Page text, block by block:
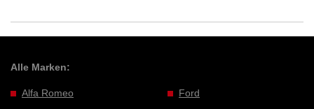
Alle Marken:
Alfa Romeo Ford